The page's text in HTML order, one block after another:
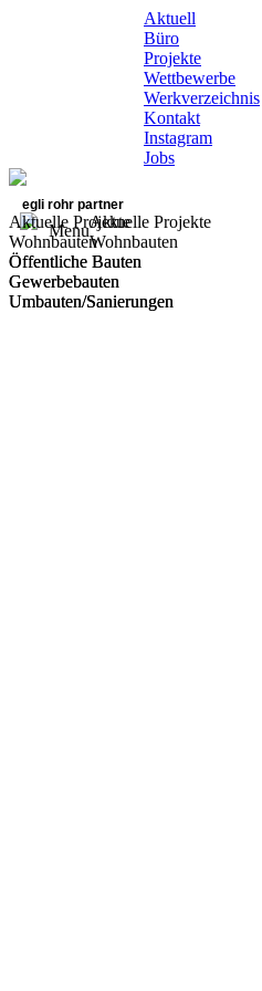
Aktuell
Büro
Projekte
Wettbewerbe
Werkverzeichnis
Kontakt
Instagram
Jobs
egli rohr partner
Menu
Aktuelle Projekte
Wohnbauten
Öffentliche Bauten
Gewerbebauten
Umbauten/Sanierungen
Aktuelle Projekte
Wohnbauten
Öffentliche Bauten
Gewerbebauten
Umbauten/Sanierungen